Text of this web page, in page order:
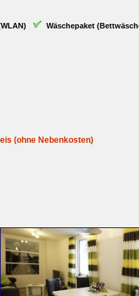
Wäschepaket (Bettwäsche,
Nebenkosten)